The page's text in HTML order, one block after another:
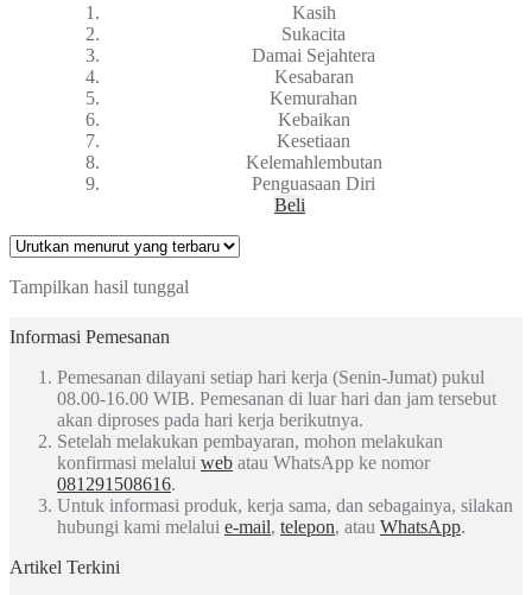
Kasih
Sukacita
Damai Sejahtera
Kesabaran
Kemurahan
Kebaikan
Kesetiaan
Kelemahlembutan
Penguasaan Diri
Beli
Tampilkan hasil tunggal
Informasi Pemesanan
Pemesanan dilayani setiap hari kerja (Senin-Jumat) pukul
08.00-16.00 WIB. Pemesanan di luar hari dan jam tersebut
akan diproses pada hari kerja berikutnya.
Setelah melakukan pembayaran, mohon melakukan
konfirmasi melalui web atau WhatsApp ke nomor
081291508616.
Untuk informasi produk, kerja sama, dan sebagainya, silakan
hubungi kami melalui e-mail, telepon, atau WhatsApp.
Artikel Terkini